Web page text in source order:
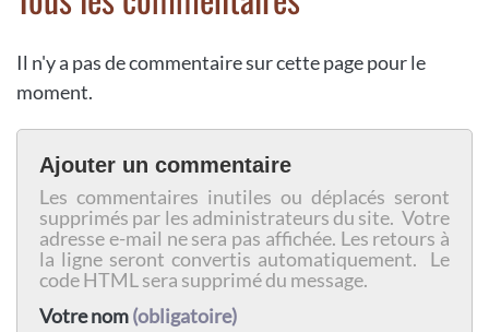
Il n'y a pas de commentaire sur cette page pour le
moment.
Ajouter un commentaire
Les commentaires inutiles ou déplacés seront
supprimés par les administrateurs du site. Votre
adresse e-mail ne sera pas affichée. Les retours à
la ligne seront convertis automatiquement. Le
code HTML sera supprimé du message.
Votre nom(obligatoire)